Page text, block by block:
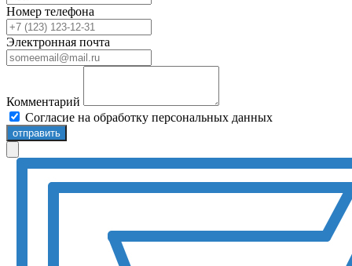
Номер телефона
Электронная почта
Комментарий
Согласие на обработку персональных данных
отправить